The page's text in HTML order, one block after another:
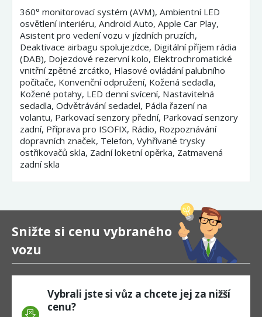
360° monitorovací systém (AVM), Ambientní LED
osvětlení interiéru, Android Auto, Apple Car Play,
Asistent pro vedení vozu v jízdních pruzích,
Deaktivace airbagu spolujezdce, Digitální příjem rádia
(DAB), Dojezdové rezervní kolo, Elektrochromatické
vnitřní zpětné zrcátko, Hlasové ovládání palubního
počítače, Konvenční odpružení, Kožená sedadla,
Kožené potahy, LED denní svícení, Nastavitelná
sedadla, Odvětrávání sedadel, Pádla řazení na
volantu, Parkovací senzory přední, Parkovací senzory
zadní, Příprava pro ISOFIX, Rádio, Rozpoznávání
dopravních značek, Telefon, Vyhřívané trysky
ostřikovačů skla, Zadní loketní opěrka, Zatmavená
zadní skla
Snižte si cenu vybraného
vozu
Vybrali jste si vůz a chcete jej za nižší
cenu?